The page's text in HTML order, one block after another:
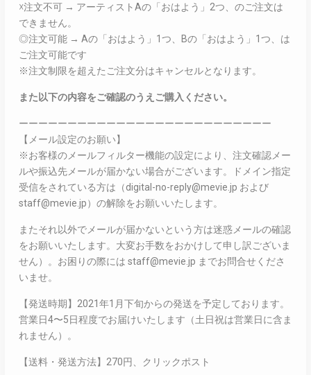
☓注文不可 → アーティストAの「おはよう」2つ、のご注文は
できません。
◎注文可能 → Aの「おはよう」1つ、Bの「おはよう」1つ、は
ご注文可能です
※注文制限を超えたご注文分はキャンセルとなります。
また以下の内容をご確認のうえご購入ください。
ーーーーーーーーーーーーーーーーーーーーーーーーーー
【メール設定のお願い】
※お客様のメールフィルター機能の設定により、注文確認メー
ルや振込先メールが届かない場合がございます。ドメイン指定
受信をされている方は（digital-no-reply@mevie.jp および
staff@mevie.jp）の解除をお願いいたします。
またそれ以外でメールが届かないという方は迷惑メールの確認
をお願いいたします。大変お手数をおかけして申し訳ございま
せん）。お困りの際には staff@mevie.jp までお問合せくださ
いませ。
【発送時期】2021年1月下旬からの発送を予定しております。
営業日4〜5日程度でお届けいたします（土日祝は営業日に含ま
れません）。
【送料・発送方法】270円、クリックポスト